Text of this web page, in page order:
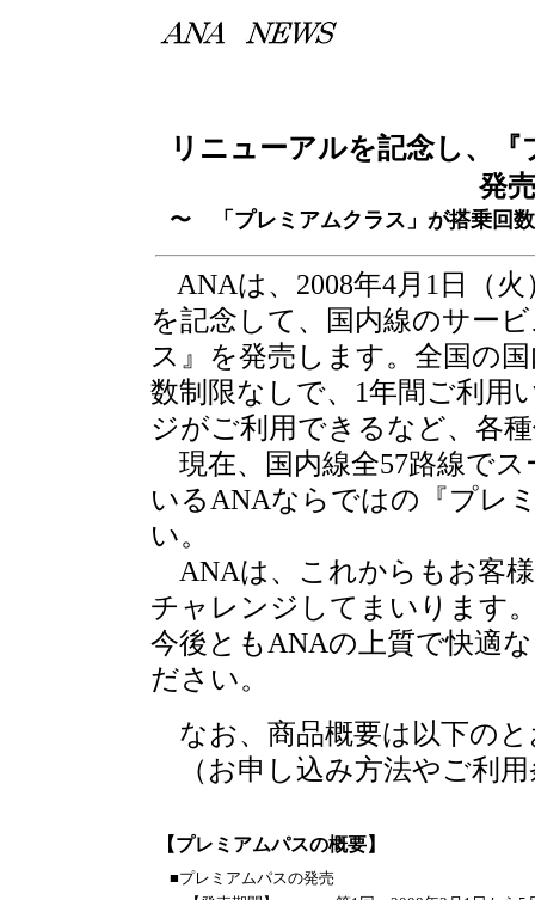
リニューアルを記念し、
発売
〜 「プレミアムクラス」が搭乗回
ANAは、2008年4月1日（
を記念して、国内線のサー
ス』を発売します。全国の
数制限なしで、1年間ご利用
ジがご利用できるなど、各
現在、国内線全57路線で
いるANAならではの『プレ
い。
ANAは、これからもお客
チャレンジしてまいります
今後ともANAの上質で快適
ださい。
なお、商品概要は以下の
（お申し込み方法やご利用
【プレミアムパスの概要】
■プレミアムパスの発売